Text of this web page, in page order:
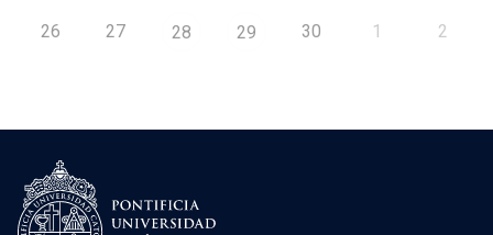
26 27 28 29 30 1 2